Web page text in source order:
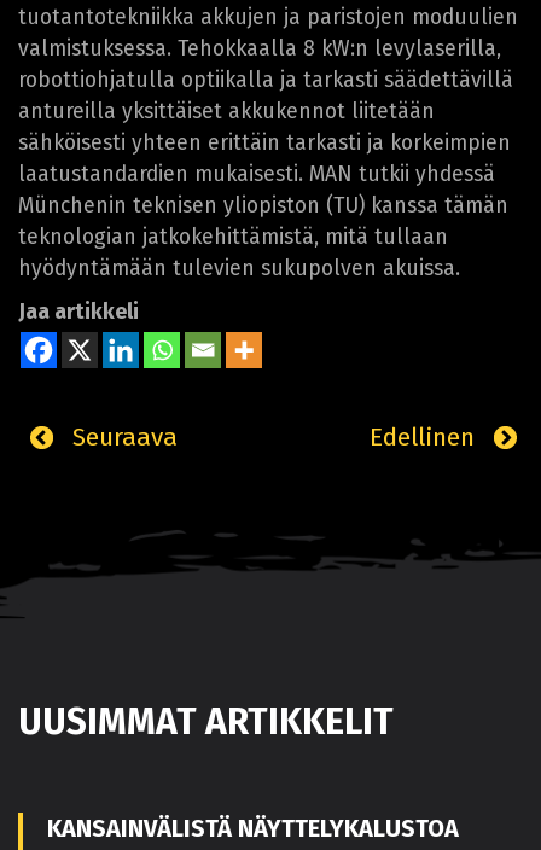
tuotantotekniikka akkujen ja paristojen moduulien
valmistuksessa. Tehokkaalla 8 kW:n levylaserilla,
robottiohjatulla optiikalla ja tarkasti säädettävillä
antureilla yksittäiset akkukennot liitetään
sähköisesti yhteen erittäin tarkasti ja korkeimpien
laatustandardien mukaisesti. MAN tutkii yhdessä
Münchenin teknisen yliopiston (TU) kanssa tämän
teknologian jatkokehittämistä, mitä tullaan
hyödyntämään tulevien sukupolven akuissa.
Jaa artikkeli
Edellinen
Seuraava
UUSIMMAT ARTIKKELIT
KANSAINVÄLISTÄ NÄYTTELYKALUSTOA